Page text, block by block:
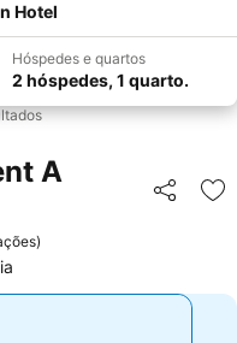
Hotel
Hóspedes e quartos
2 hóspedes, 1 quarto.
A
Partilhar
)